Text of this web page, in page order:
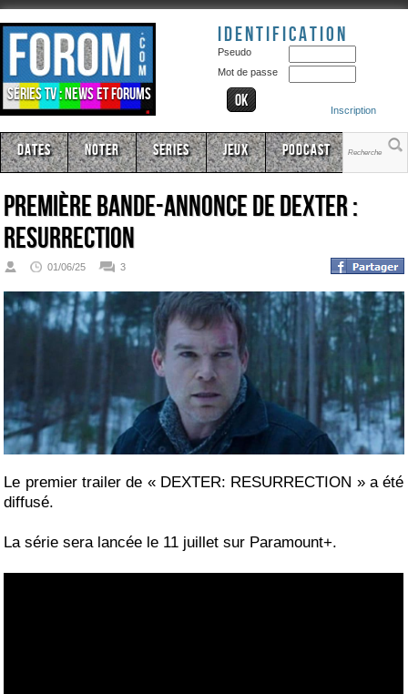
Séries TV : news et forums
Identification
Pseudo
Mot de passe
Inscription
Dates Noter Series Jeux Podcast
Première bande-annonce de Dexter :
Resurrection
01/06/25 3
Le premier trailer de « DEXTER: RESURRECTION » a été
diffusé.
La série sera lancée le 11 juillet sur Paramount+.